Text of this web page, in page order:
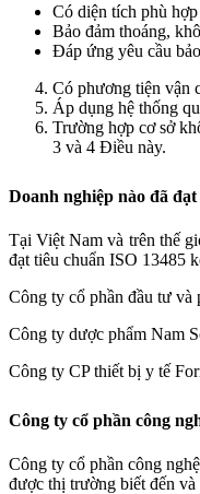
Có diện tích phù
Bảo đảm thoáng,
Đáp ứng yêu cầu
Có phương tiện vận
Áp dụng hệ thống
Trường hợp cơ sở
3 và 4 Điều này.
Doanh nghiệp nào đã
Tại Việt Nam và trên thế
đạt tiêu chuẩn ISO 13485
Công ty cổ phần đầu tư và
Công ty dược phẩm Nam
Công ty CP thiết bị y tế
Công ty cổ phần công
Công ty cổ phần công
được thị trường biết đến